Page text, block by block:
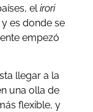
elirori
es donde se
empezó
llegar a la
una olla de
flexible, y